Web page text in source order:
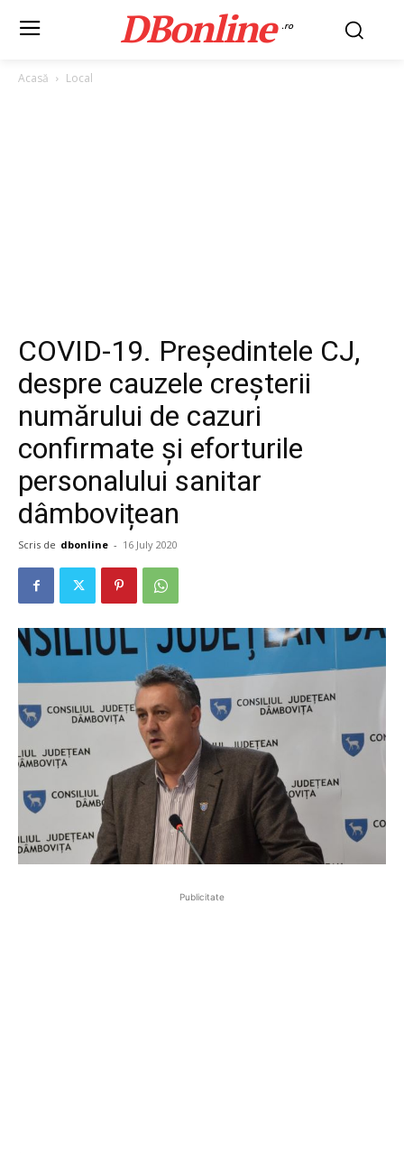
DBonline .ro
Acasă Local
COVID-19. Președintele CJ,
despre cauzele creșterii
numărului de cazuri
confirmate și eforturile
personalului sanitar
dâmbovițean
Scris de dbonline - 16 July 2020
Publicitate